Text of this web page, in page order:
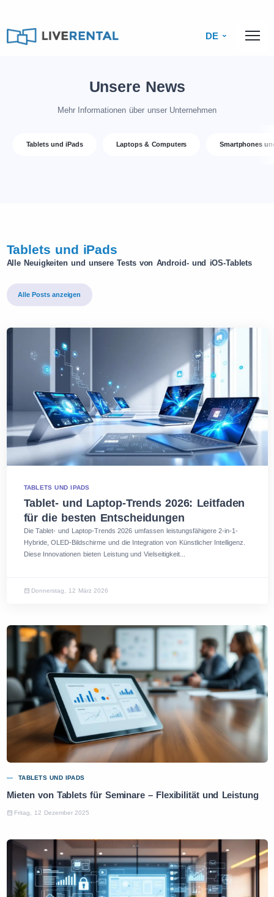
DE
Unsere News
Mehr Informationen über unser Unternehmen
Tablets und iPads Laptops & Computers Smartphones
Tablets und iPads
Alle Neuigkeiten und unsere Tests von Android- und iOS-Tablets
Alle Posts anzeigen
TABLETS UND IPADS
Tablet- und Laptop-Trends 2026: Leitfaden
für die besten Entscheidungen
Die Tablet- und Laptop-Trends 2026 umfassen leistungsfähigere 2-in-1-
Hybride, OLED-Bildschirme und die Integration von Künstlicher Intelligenz.
Diese Innovationen bieten Leistung und Vielseitigkeit...
Donnerstag, 12 März 2026
TABLETS UND IPADS
Mieten von Tablets für Seminare – Flexibilität und Leistung
Fritag, 12 Dezember 2025